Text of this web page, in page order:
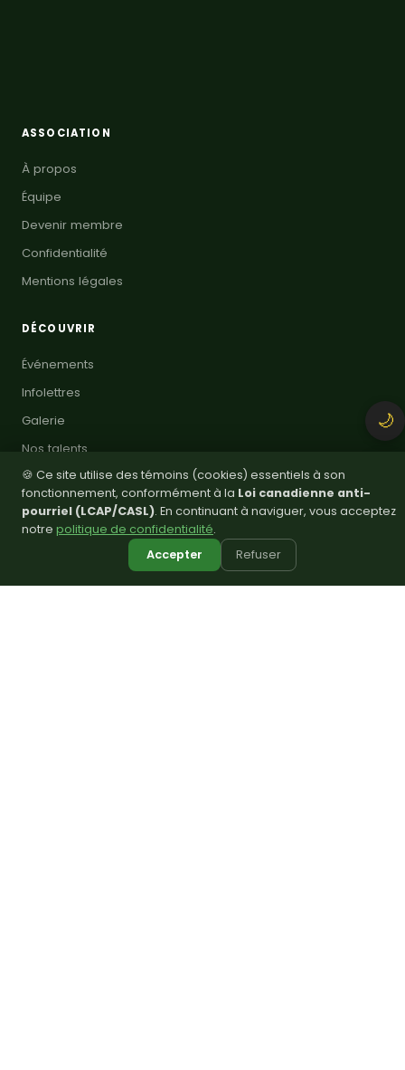
Rejoignez notre groupe WhatsApp !
🌙
ASSOCIATION
À propos
Équipe
Devenir membre
Confidentialité
Mentions légales
DÉCOUVRIR
Événements
Infolettres
Galerie
Nos talents
Commerces
Petites annonces
Intégration
Recettes haïtiennes
🍪 Ce site utilise des témoins (cookies) essentiels à son
fonctionnement, conformément à la Loi canadienne anti-
pourriel (LCAP/CASL). En continuant à naviguer, vous acceptez
notre politique de confidentialité.
Accepter
Refuser